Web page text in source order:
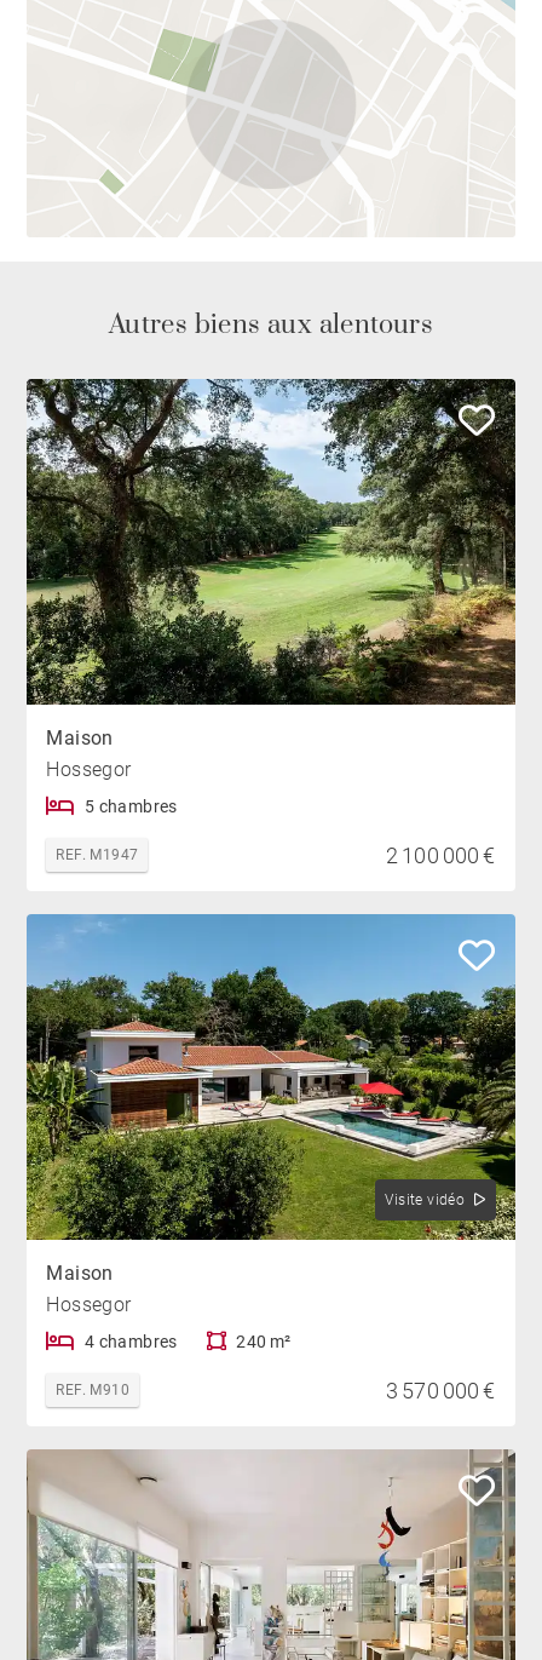
Autres biens aux alentours
Maison
Hossegor
5 chambres
REF. M1947 2 100 000 €
Visite vidéo
Maison
Hossegor
4 chambres 240 m²
REF. M910 3 570 000 €